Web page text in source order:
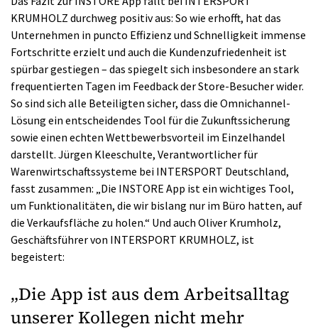
KRUMHOLZ durchweg positiv aus: So wie erhofft, hat das
Unternehmen in puncto Effizienz und Schnelligkeit immense
Fortschritte erzielt und auch die Kundenzufriedenheit ist
spürbar gestiegen – das spiegelt sich insbesondere an stark
frequentierten Tagen im Feedback der Store-Besucher wider.
So sind sich alle Beteiligten sicher, dass die Omnichannel-
Lösung ein entscheidendes Tool für die Zukunftssicherung
sowie einen echten Wettbewerbsvorteil im Einzelhandel
darstellt. Jürgen Kleeschulte, Verantwortlicher für
Warenwirtschaftssysteme bei INTERSPORT Deutschland,
fasst zusammen: „Die INSTORE App ist ein wichtiges Tool,
um Funktionalitäten, die wir bislang nur im Büro hatten, auf
die Verkaufsfläche zu holen.“ Und auch Oliver Krumholz,
Geschäftsführer von INTERSPORT KRUMHOLZ, ist
begeistert:
„Die App ist aus dem Arbeitsalltag
unserer Kollegen nicht mehr